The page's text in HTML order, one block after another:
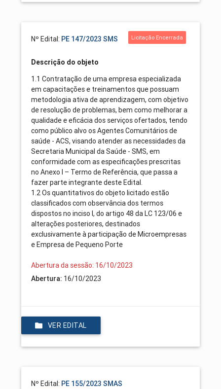
Nº Edital: PE 147/2023 SMS Licitação Encerrada
Descrição do objeto
1.1 Contratação de uma empresa especializada
em capacitações e treinamentos que possuam
metodologia ativa de aprendizagem, com objetivo
de resolução de problemas, bem como melhorar a
qualidade e eficácia dos serviços ofertados, tendo
como público alvo os Agentes Comunitários de
saúde - ACS, visando atender as necessidades da
Secretaria Municipal da Saúde - SMS, em
conformidade com as especificações prescritas
no Anexo I – Termo de Referência, que passa a
fazer parte integrante deste Edital.
1.2 Os quantitativos do objeto licitado estão
classificados com observância dos termos
dispostos no inciso I, do artigo 48 da LC 123/06 e
alterações posteriores, destinados
exclusivamente à participação de Microempresas
e Empresa de Pequeno Porte
Abertura da sessão: 16/10/2023
Abertura: 16/10/2023
VER EDITAL
Nº Edital: PE 155/2023 SMAS